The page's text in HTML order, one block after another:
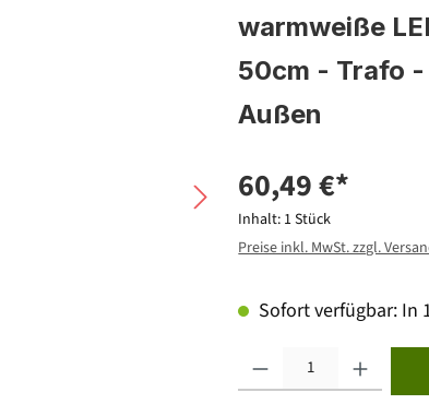
warmweiße
50cm - Trafo
Außen
60,49 €*
Inhalt: 1 Stück
Preise inkl. MwSt. zzgl.
Sofort verfügbar: In